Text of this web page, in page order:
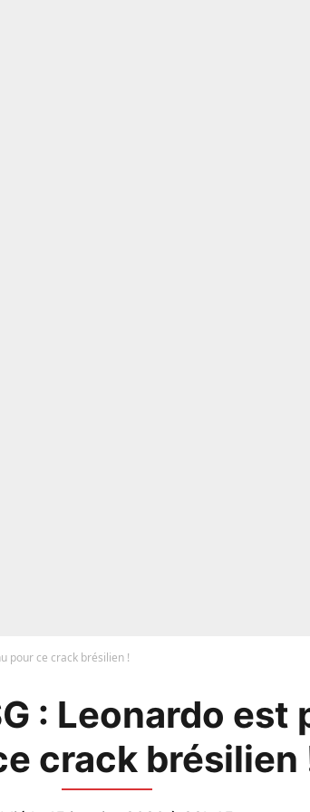
pour ce crack brésilien !
: Leonardo est
crack brésilien